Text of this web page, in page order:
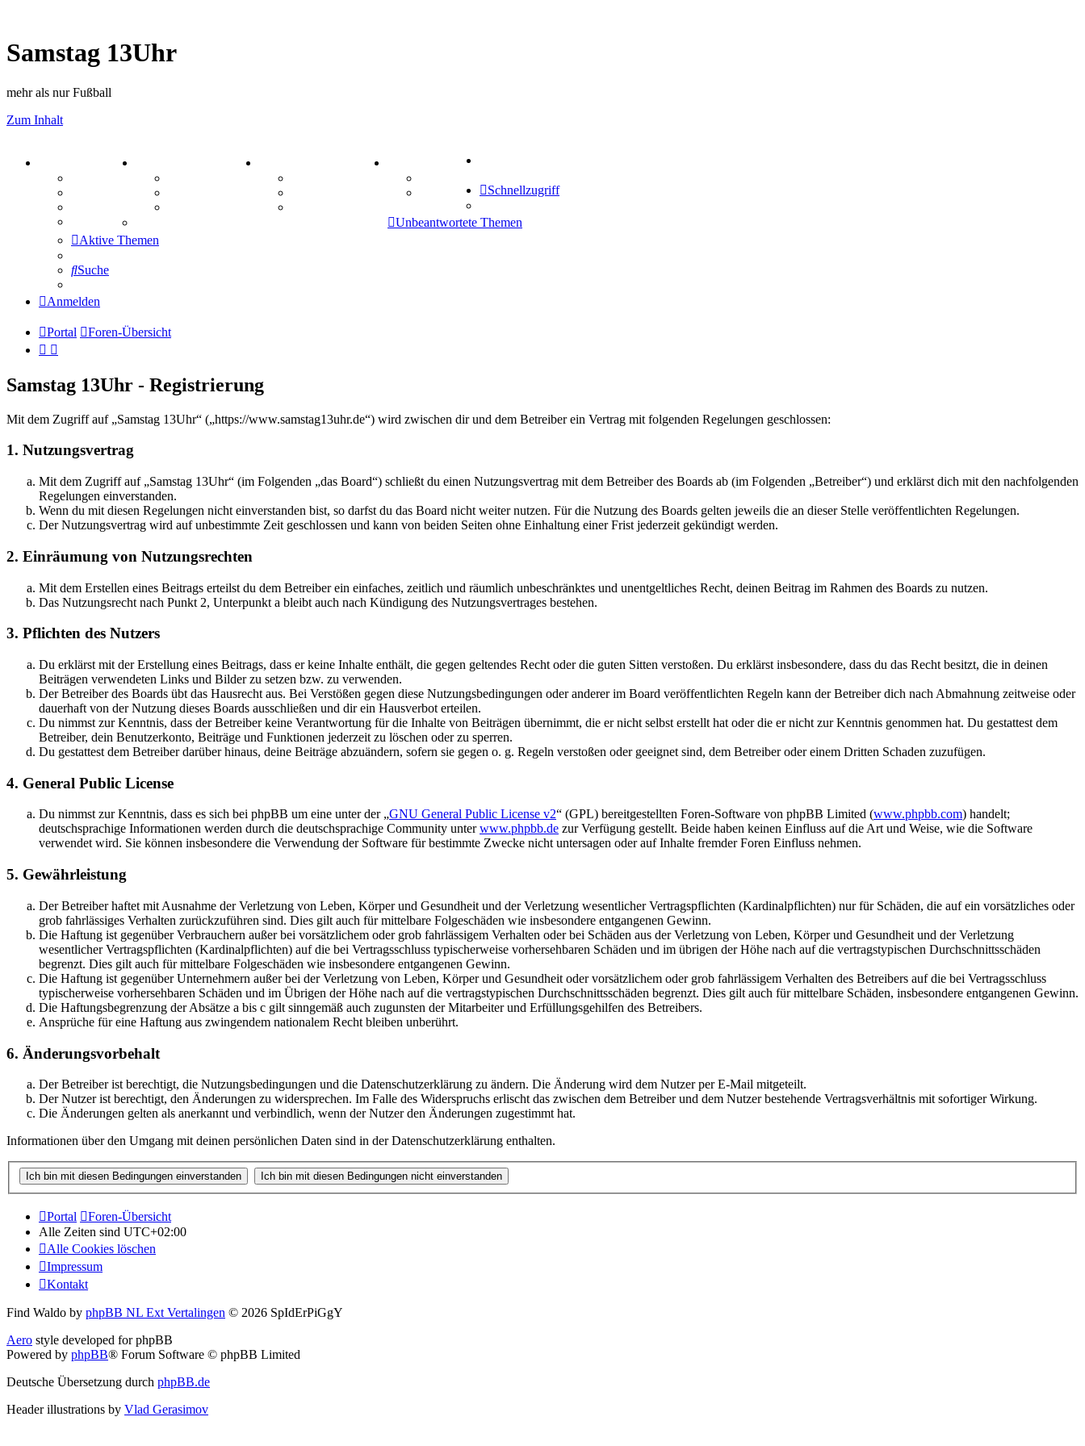
Samstag 13Uhr
mehr als nur Fußball
Zum Inhalt
Mastodon
Comunio
Schnellzugriff
Unbeantwortete Themen
Aktive Themen
Suche
Anmelden
Portal Foren-Übersicht
Samstag 13Uhr - Registrierung
Mit dem Zugriff auf „Samstag 13Uhr“ („https://www.samstag13uhr.de“) wird zwischen dir und dem Betreiber ein Vertrag mit folgenden Regelungen geschlossen:
1. Nutzungsvertrag
Mit dem Zugriff auf „Samstag 13Uhr“ (im Folgenden „das Board“) schließt du einen Nutzungsvertrag mit dem Betreiber des Boards ab (im Folgenden „Betreiber“) und erklärst dich mit den nachfolgenden
Regelungen einverstanden.
Wenn du mit diesen Regelungen nicht einverstanden bist, so darfst du das Board nicht weiter nutzen. Für die Nutzung des Boards gelten jeweils die an dieser Stelle veröffentlichten Regelungen.
Der Nutzungsvertrag wird auf unbestimmte Zeit geschlossen und kann von beiden Seiten ohne Einhaltung einer Frist jederzeit gekündigt werden.
2. Einräumung von Nutzungsrechten
Mit dem Erstellen eines Beitrags erteilst du dem Betreiber ein einfaches, zeitlich und räumlich unbeschränktes und unentgeltliches Recht, deinen Beitrag im Rahmen des Boards zu nutzen.
Das Nutzungsrecht nach Punkt 2, Unterpunkt a bleibt auch nach Kündigung des Nutzungsvertrages bestehen.
3. Pflichten des Nutzers
Du erklärst mit der Erstellung eines Beitrags, dass er keine Inhalte enthält, die gegen geltendes Recht oder die guten Sitten verstoßen. Du erklärst insbesondere, dass du das Recht besitzt, die in deinen
Beiträgen verwendeten Links und Bilder zu setzen bzw. zu verwenden.
Der Betreiber des Boards übt das Hausrecht aus. Bei Verstößen gegen diese Nutzungsbedingungen oder anderer im Board veröffentlichten Regeln kann der Betreiber dich nach Abmahnung zeitweise oder
dauerhaft von der Nutzung dieses Boards ausschließen und dir ein Hausverbot erteilen.
Du nimmst zur Kenntnis, dass der Betreiber keine Verantwortung für die Inhalte von Beiträgen übernimmt, die er nicht selbst erstellt hat oder die er nicht zur Kenntnis genommen hat. Du gestattest dem
Betreiber, dein Benutzerkonto, Beiträge und Funktionen jederzeit zu löschen oder zu sperren.
Du gestattest dem Betreiber darüber hinaus, deine Beiträge abzuändern, sofern sie gegen o. g. Regeln verstoßen oder geeignet sind, dem Betreiber oder einem Dritten Schaden zuzufügen.
4. General Public License
Du nimmst zur Kenntnis, dass es sich bei phpBB um eine unter der „GNU General Public License v2“ (GPL) bereitgestellten Foren-Software von phpBB Limited (www.phpbb.com) handelt;
deutschsprachige Informationen werden durch die deutschsprachige Community unterwww.phpbb.de zur Verfügung gestellt. Beide haben keinen Einfluss auf die Art und Weise, wie die Software
verwendet wird. Sie können insbesondere die Verwendung der Software für bestimmte Zwecke nicht untersagen oder auf Inhalte fremder Foren Einfluss nehmen.
5. Gewährleistung
Der Betreiber haftet mit Ausnahme der Verletzung von Leben, Körper und Gesundheit und der Verletzung wesentlicher Vertragspflichten (Kardinalpflichten) nur für Schäden, die auf ein vorsätzliches oder
grob fahrlässiges Verhalten zurückzuführen sind. Dies gilt auch für mittelbare Folgeschäden wie insbesondere entgangenen Gewinn.
Die Haftung ist gegenüber Verbrauchern außer bei vorsätzlichem oder grob fahrlässigem Verhalten oder bei Schäden aus der Verletzung von Leben, Körper und Gesundheit und der Verletzung
wesentlicher Vertragspflichten (Kardinalpflichten) auf die bei Vertragsschluss typischerweise vorhersehbaren Schäden und im übrigen der Höhe nach auf die vertragstypischen Durchschnittsschäden
begrenzt. Dies gilt auch für mittelbare Folgeschäden wie insbesondere entgangenen Gewinn.
Die Haftung ist gegenüber Unternehmern außer bei der Verletzung von Leben, Körper und Gesundheit oder vorsätzlichem oder grob fahrlässigem Verhalten des Betreibers auf die bei Vertragsschluss
typischerweise vorhersehbaren Schäden und im Übrigen der Höhe nach auf die vertragstypischen Durchschnittsschäden begrenzt. Dies gilt auch für mittelbare Schäden, insbesondere entgangenen Gewinn.
Die Haftungsbegrenzung der Absätze a bis c gilt sinngemäß auch zugunsten der Mitarbeiter und Erfüllungsgehilfen des Betreibers.
Ansprüche für eine Haftung aus zwingendem nationalem Recht bleiben unberührt.
6. Änderungsvorbehalt
Der Betreiber ist berechtigt, die Nutzungsbedingungen und die Datenschutzerklärung zu ändern. Die Änderung wird dem Nutzer per E-Mail mitgeteilt.
Der Nutzer ist berechtigt, den Änderungen zu widersprechen. Im Falle des Widerspruchs erlischt das zwischen dem Betreiber und dem Nutzer bestehende Vertragsverhältnis mit sofortiger Wirkung.
Die Änderungen gelten als anerkannt und verbindlich, wenn der Nutzer den Änderungen zugestimmt hat.
Informationen über den Umgang mit deinen persönlichen Daten sind in der Datenschutzerklärung enthalten.
Portal
Foren-Übersicht
Alle Zeiten sind UTC+02:00
Alle Cookies löschen
Impressum
Kontakt
Find Waldo by phpBB NL Ext Vertalingen © 2026 SpIdErPiGgY
Aero style developed for phpBB
Powered by phpBB® Forum Software © phpBB Limited
Deutsche Übersetzung durch phpBB.de
Header illustrations by Vlad Gerasimov